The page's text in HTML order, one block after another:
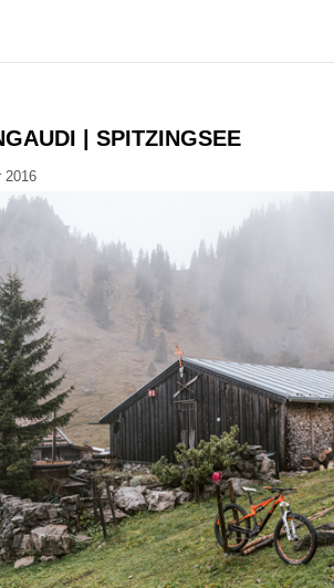
| SPITZINGSEE
2016